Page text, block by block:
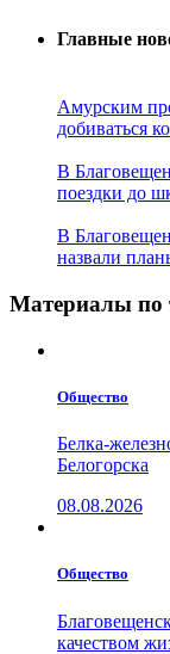
Главные
Амурским
добиваться
В
поездки до
В
назвали
Материалы по
Общество
Белка-
Белогорска
08.08.2026
Общество
качеством